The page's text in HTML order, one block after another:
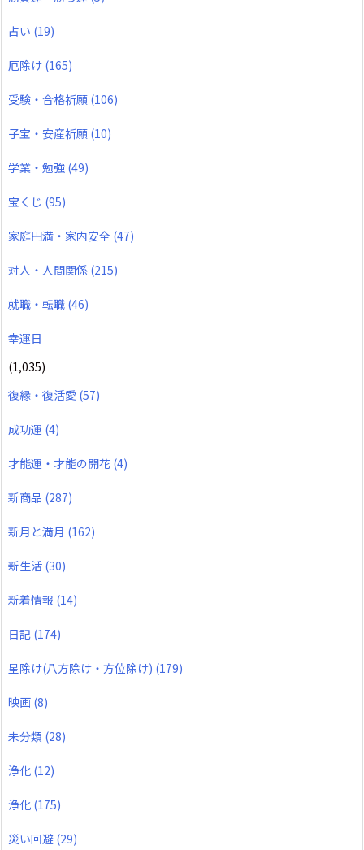
占い (19)
厄除け (165)
受験・合格祈願 (106)
子宝・安産祈願 (10)
学業・勉強 (49)
宝くじ (95)
家庭円満・家内安全 (47)
対人・人間関係 (215)
就職・転職 (46)
幸運日
(1,035)
復縁・復活愛 (57)
成功運 (4)
才能運・才能の開花 (4)
新商品 (287)
新月と満月 (162)
新生活 (30)
新着情報 (14)
日記 (174)
星除け(八方除け・方位除け) (179)
映画 (8)
未分類 (28)
浄化 (12)
浄化 (175)
災い回避 (29)